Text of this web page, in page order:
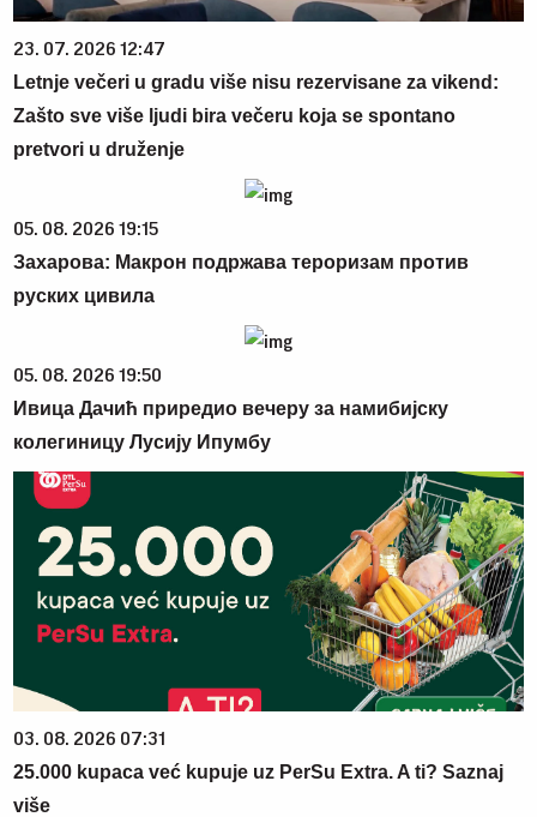
23. 07. 2026 12:47
Letnje večeri u gradu više nisu rezervisane za vikend:
Zašto sve više ljudi bira večeru koja se spontano
pretvori u druženje
05. 08. 2026 19:15
Захарова: Макрон подржава тероризам против
руских цивила
05. 08. 2026 19:50
Ивица Дачић приредио вечеру за намибијску
колегиницу Лусију Ипумбу
03. 08. 2026 07:31
25.000 kupaca već kupuje uz PerSu Extra. A ti? Saznaj
više